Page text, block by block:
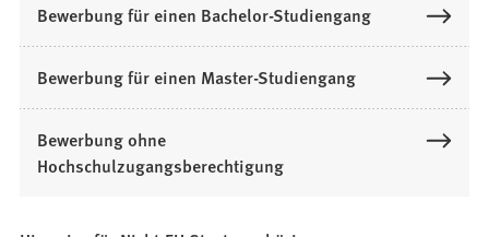
Bewerbung für einen Bachelor-Studiengang
Bewerbung für einen Master-Studiengang
Bewerbung ohne
Hochschulzugangsberechtigung